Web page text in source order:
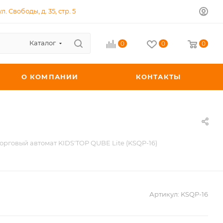
Свободы, д. 35, стр. 5
Каталог 0 0 0
О КОМПАНИИ КОНТАКТЫ
автомат KIDS'TOP QUBE Lite (KSQP-16)
Артикул: KSQP-16